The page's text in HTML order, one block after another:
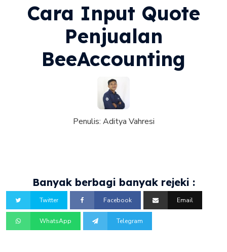
Cara Input Quote
Penjualan
BeeAccounting
Penulis: Aditya Vahresi
Banyak berbagi banyak rejeki :
Twitter Facebook Email
WhatsApp Telegram